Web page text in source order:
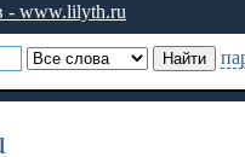
- www.lilyth.ru